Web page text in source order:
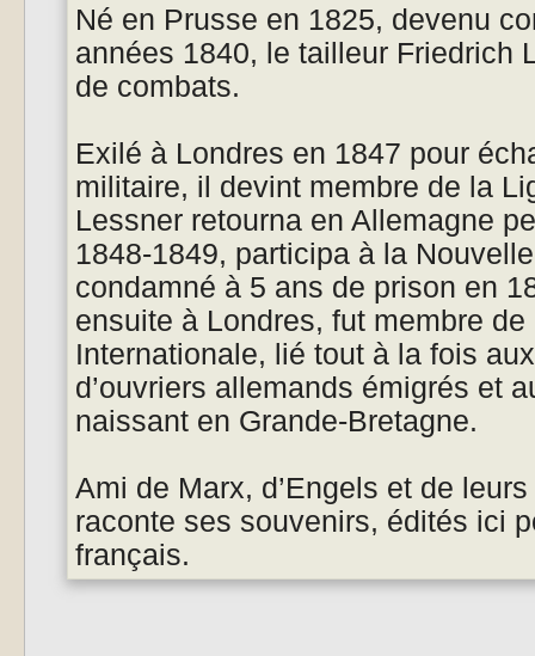
Né en Prusse en 1825, devenu
années 1840, le tailleur Friedrich
de combats.
Exilé à Londres en 1847 pour
militaire, il devint membre de la
Lessner retourna en Allemagne
1848-1849, participa à la
condamné à 5 ans de prison en
ensuite à Londres, fut membre
Internationale, lié tout à la fois
d’ouvriers allemands émigrés et
naissant en Grande-Bretagne.
Ami de Marx, d’Engels et de
raconte ses souvenirs, édités ici
français.